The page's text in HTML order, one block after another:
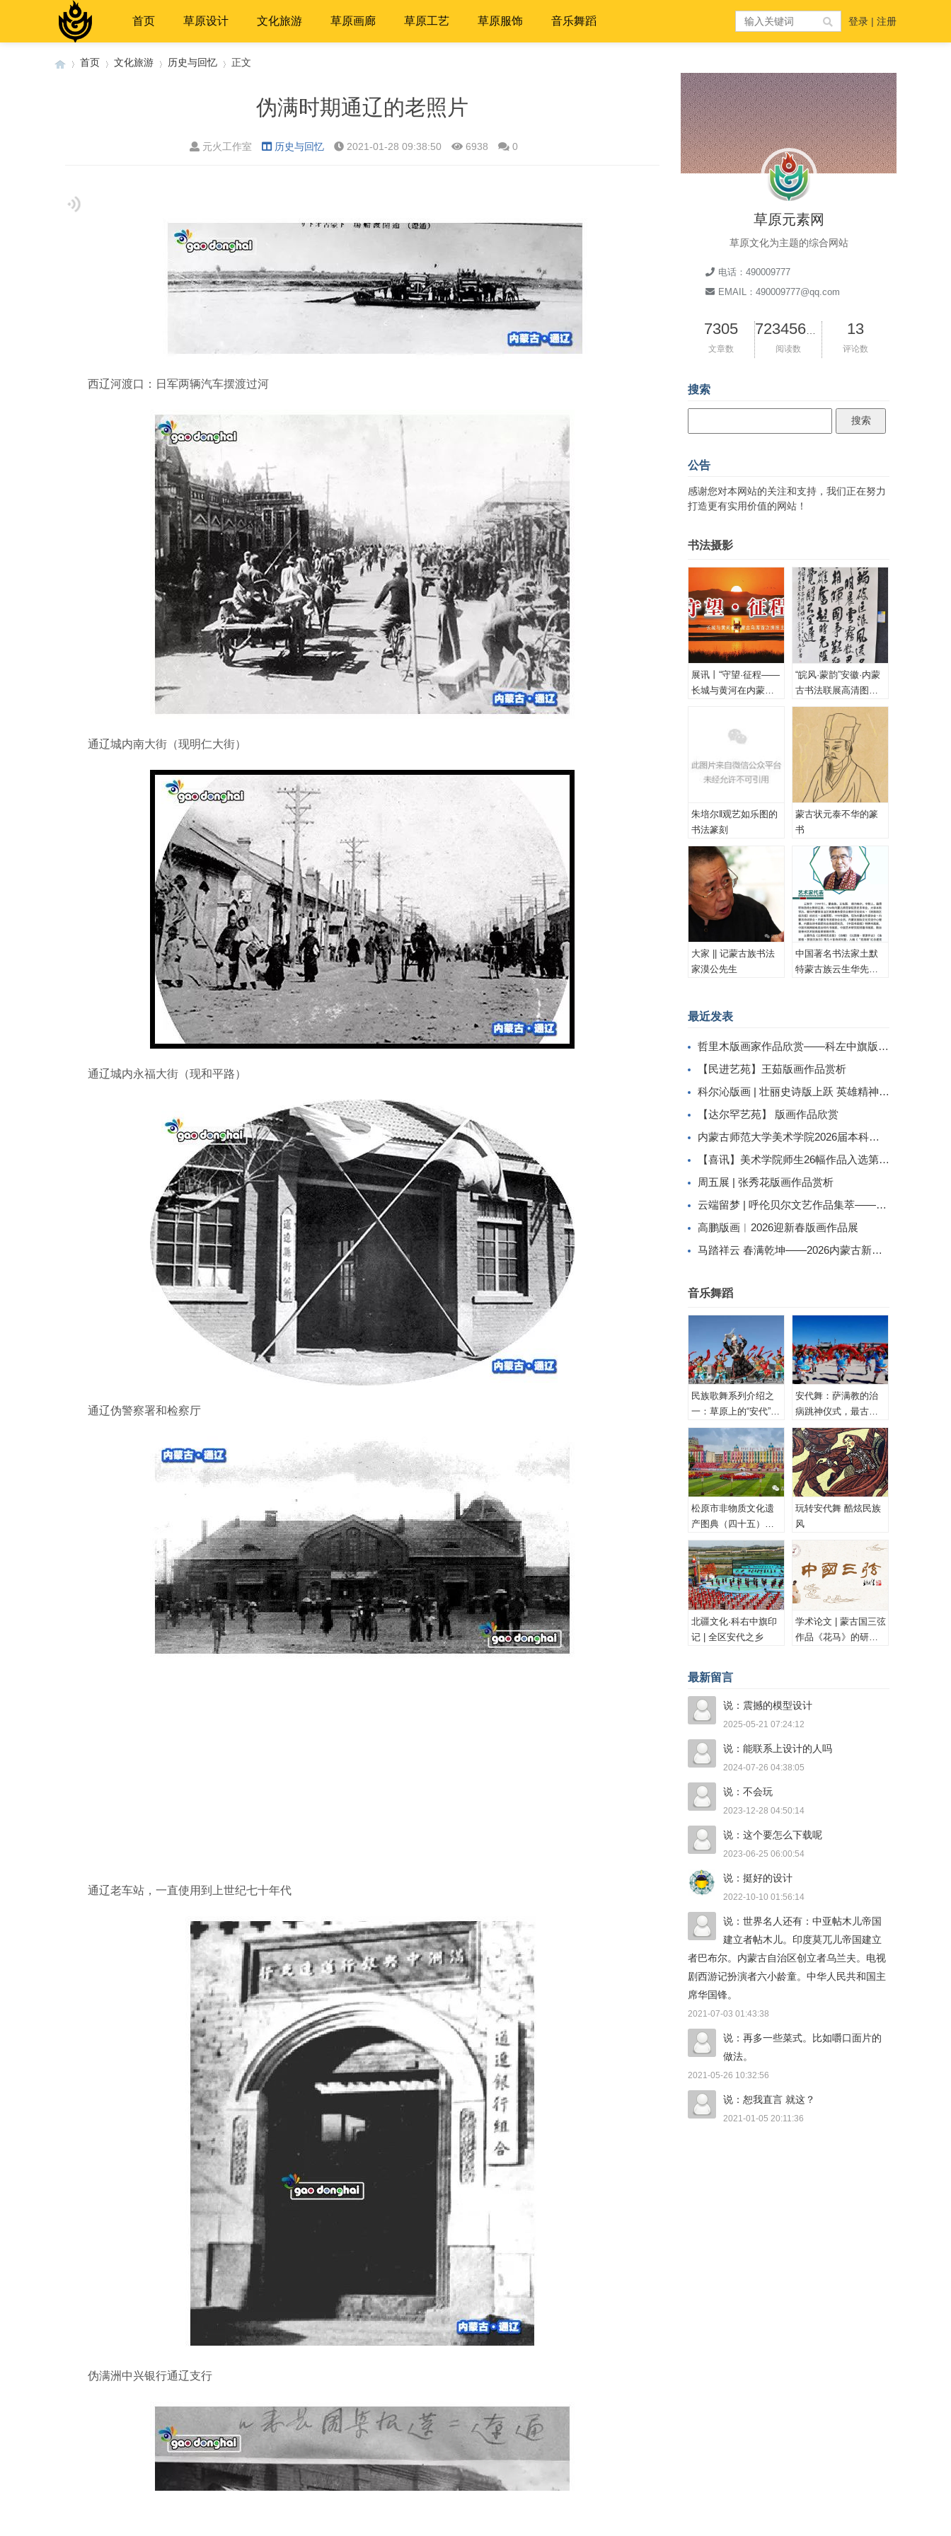
首页 草原设计 文化旅游 草原画廊 草原工艺 草原服饰 音乐舞蹈 登录 | 注册
首页 文化旅游 历史与回忆 正文
伪满时期通辽的老照片
元火工作室 历史与回忆 2021-01-28 09:38:50 6938 0
西辽河渡口：日军两辆汽车摆渡过河
通辽城内南大街（现明仁大街）
通辽城内永福大街（现和平路）
通辽伪警察署和检察厅
通辽老车站，一直使用到上世纪七十年代
伪满洲中兴银行通辽支行
草原元素网
草原文化为主题的综合网站
电话：490009777
EMAIL：490009777@qq.com
7305
文章数 阅读数
13
评论数
搜索
公告
感谢您对本网站的关注和支持，我们正在努力
打造更有实用价值的网站！
书法摄影
展讯丨“守望·征程——
长城与黄河在内蒙古
“皖风·蒙韵”安徽·内蒙
古书法联展高清图
（一、特邀作品）
朱培尔‖观艺如乐图的
书法篆刻
蒙古状元泰不华的篆
书
大家 || 记蒙古族书法
家漠公先生
中国著名书法家土默
特蒙古族云生华先生
最近发表
哲里木版画家作品欣赏——科左中旗版画家李忠斌作品赏析
【民进艺苑】王茹版画作品赏析
科尔沁版画 | 壮丽史诗版上跃 英雄精神画中传
【达尔罕艺苑】 版画作品欣赏
内蒙古师范大学美术学院2026届本科生毕业作品展美术学专业（版画方向）
【喜讯】美术学院师生26幅作品入选第二届内蒙古自治区小版画暨藏书票展
周五展 | 张秀花版画作品赏析
云端留梦 | 呼伦贝尔文艺作品集萃——姜识民版画选登
高鹏版画︱2026迎新春版画作品展
马踏祥云 春满乾坤——2026内蒙古新春民间工艺美术线上展（三）
音乐舞蹈
民族歌舞系列介绍之
一：草原上的“安代”和
安代舞
安代舞：萨满教的治
病跳神仪式，最古老
的心理治疗！
松原市非物质文化遗
产图典（四十五）蒙
古族安代舞
玩转安代舞 酷炫民族
风
北疆文化·科右中旗印
记 | 全区安代之乡
学术论文 | 蒙古国三弦
作品《花马》的研究
最新留言
说：震撼的模型设计
2025-05-21 07:24:12
说：能联系上设计的人吗
2024-07-26 04:38:05
说：不会玩
2023-12-28 04:50:14
说：这个要怎么下载呢
2023-06-25 06:00:54
说：挺好的设计
2022-10-10 01:56:14
说：世界名人还有：中亚帖木儿帝国
建立者帖木儿。印度莫兀儿帝国建立
者巴布尔。内蒙古自治区创立者乌兰夫。电视
剧西游记扮演者六小龄童。中华人民共和国主
席华国锋。
2021-07-03 01:43:38
说：再多一些菜式。比如嚼口面片的
做法。
2021-05-26 10:32:56
说：恕我直言 就这？
2021-01-05 20:11:36